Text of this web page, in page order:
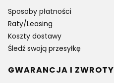
Sposoby płatności
Raty/Leasing
Koszty dostawy
Śledź swoją przesyłkę
GWARANCJA I ZWROTY